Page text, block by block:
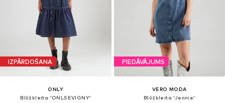
IZPĀRDOŠANA
ONLY
Blūžkleita 'ONLSEVIGNY'
PIEDĀVĀJUMS
VERO MODA
Blūžkleita 'Jennie'